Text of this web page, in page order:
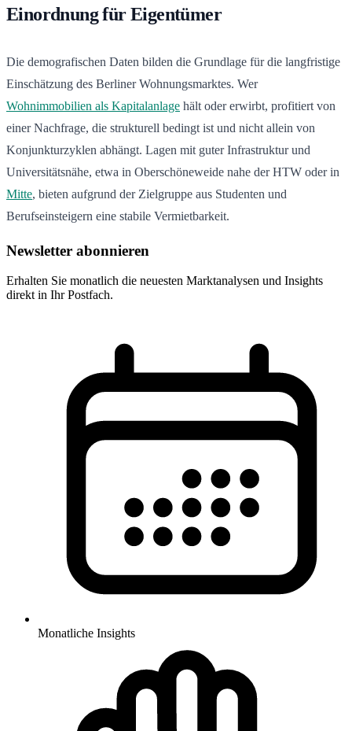
Einordnung für Eigentümer
Die demografischen Daten bilden die Grundlage für die langfristige
Einschätzung des Berliner Wohnungsmarktes. Wer
Wohnimmobilien als Kapitalanlage hält oder erwirbt, profitiert von
einer Nachfrage, die strukturell bedingt ist und nicht allein von
Konjunkturzyklen abhängt. Lagen mit guter Infrastruktur und
Universitätsnähe, etwa in Oberschöneweide nahe der HTW oder in
Mitte, bieten aufgrund der Zielgruppe aus Studenten und
Berufseinsteigern eine stabile Vermietbarkeit.
Newsletter abonnieren
Erhalten Sie monatlich die neuesten Marktanalysen und Insights
direkt in Ihr Postfach.
Monatliche Insights